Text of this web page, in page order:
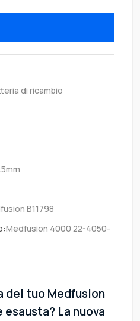
di ricambio
B11798
Medfusion 4000 22-4050-
del tuo Medfusion
La nuova